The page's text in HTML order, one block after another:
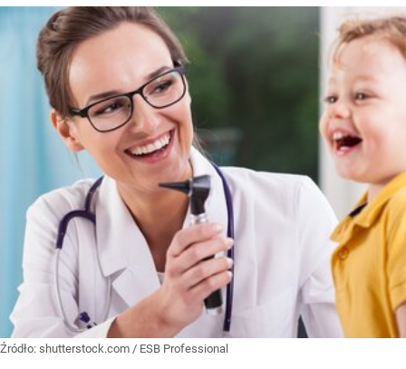
Źródło: shutterstock.com / ESB Professional